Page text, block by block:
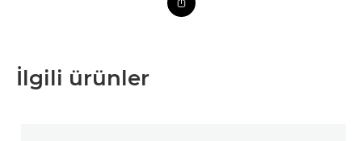
İlgili ürünler